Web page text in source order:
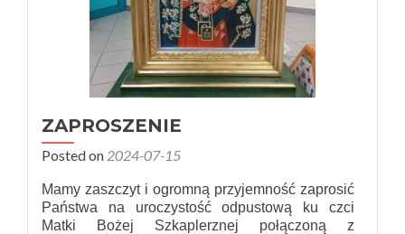
ZAPROSZENIE
Posted on 2024-07-15
Mamy zaszczyt i ogromną przyjemność zaprosić
Państwa na uroczystość odpustową ku czci
Matki Bożej Szkaplerznej połączoną z